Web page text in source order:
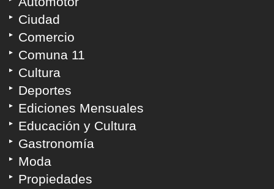
Ciudad
Comercio
Comuna 11
Cultura
Deportes
Ediciones Mensuales
Educación y Cultura
Gastronomía
Moda
Propiedades